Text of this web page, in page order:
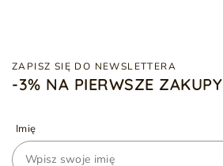
ZAPISZ SIĘ DO NEWSLETTERA
-3% NA PIERWSZE ZAKUPY
Imię